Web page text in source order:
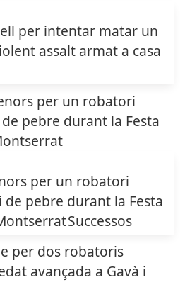
per intentar matar un
assalt armat a casa
per un robatori
pebre durant la Festa
Successos